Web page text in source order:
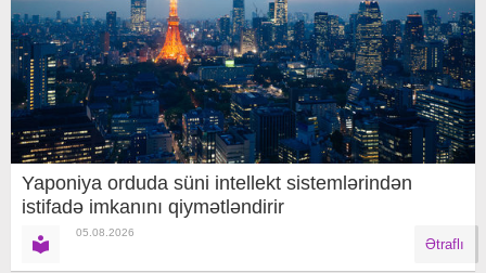
Yaponiya orduda süni intellekt sistemlərindən
istifadə imkanını qiymətləndirir
05.08.2026
Ətraflı